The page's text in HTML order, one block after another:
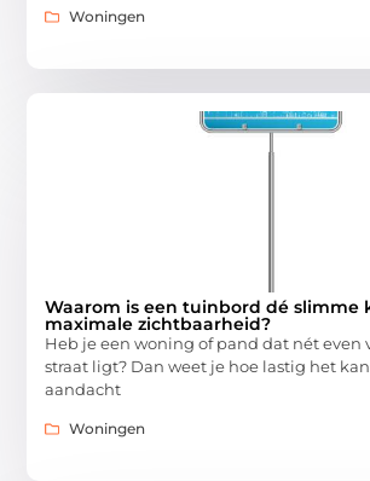
Woningen
Waarom is een tuinbord dé slimme
maximale zichtbaarheid?
Heb je een woning of pand dat nét even
straat ligt? Dan weet je hoe lastig het
aandacht
Woningen